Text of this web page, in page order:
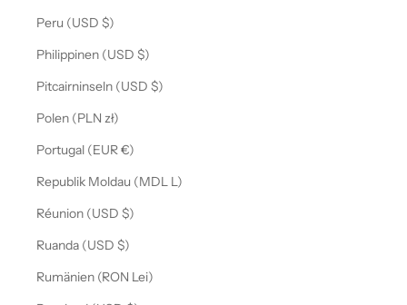
Peru (USD $)
Philippinen (USD $)
Pitcairninseln (USD $)
Polen (PLN zł)
Portugal (EUR €)
Republik Moldau (MDL L)
Réunion (USD $)
Ruanda (USD $)
Rumänien (RON Lei)